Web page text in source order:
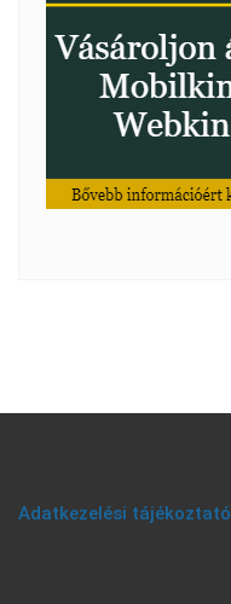
Adatkezelési tájékoztató